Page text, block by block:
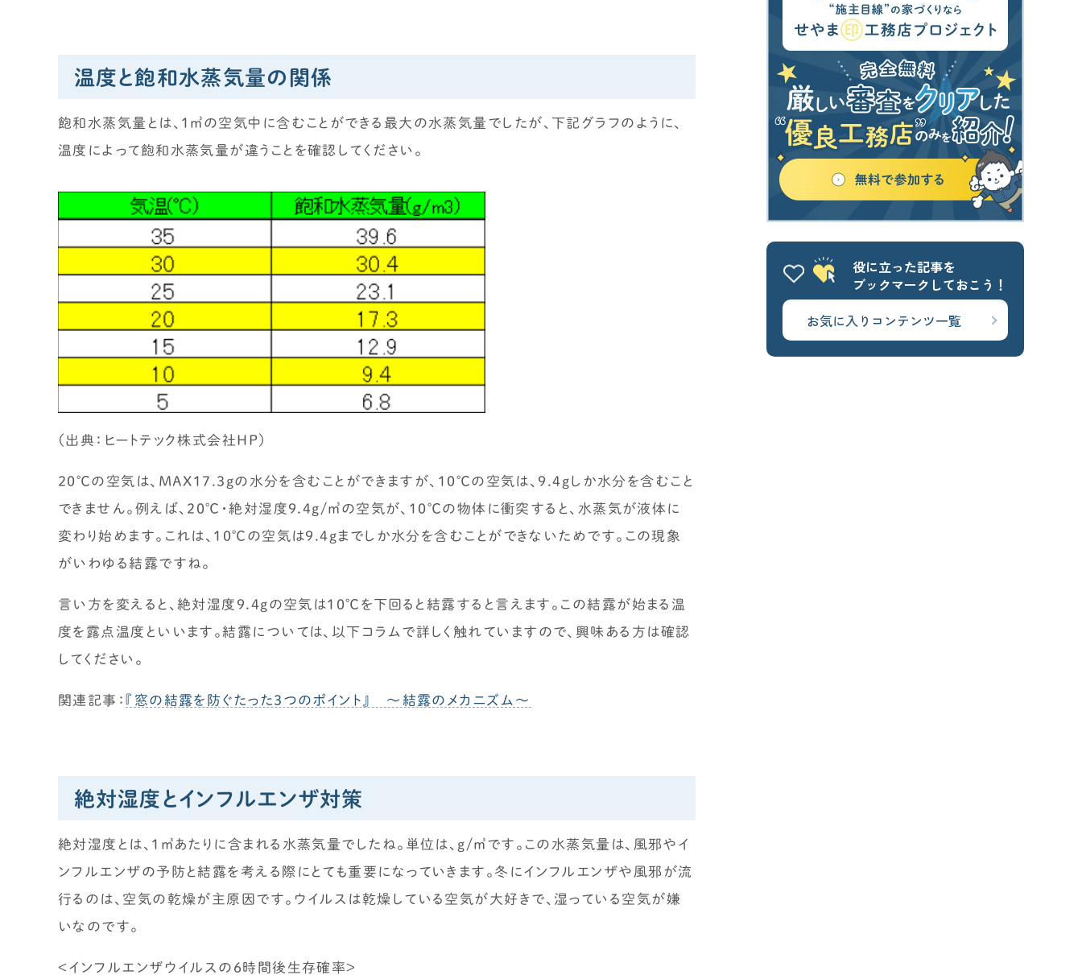
温度と飽和水蒸気量の関係
飽和水蒸気量とは、1㎥の空気中に含むことができる最大の水蒸気量でしたが、下記グラフのように、
温度によって飽和水蒸気量が違うことを確認してください。
（出典：ヒートテック株式会社HP）
20℃の空気は、MAX17.3gの水分を含むことができますが、10℃の空気は、9.4gしか水分を含むこと
できません。例えば、20℃・絶対湿度9.4g/㎥の空気が、10℃の物体に衝突すると、水蒸気が液体に
変わり始めます。これは、10℃の空気は9.4gまでしか水分を含むことができないためです。この現象
がいわゆる結露ですね。
言い方を変えると、絶対湿度9.4gの空気は10℃を下回ると結露すると言えます。この結露が始まる温
度を露点温度といいます。結露については、以下コラムで詳しく触れていますので、興味ある方は確認
してください。
関連記事：『窓の結露を防ぐたった3つのポイント』 ～結露のメカニズム～
絶対湿度とインフルエンザ対策
絶対湿度とは、1㎥あたりに含まれる水蒸気量でしたね。単位は、g/㎥です。この水蒸気量は、風邪やイ
ンフルエンザの予防と結露を考える際にとても重要になっていきます。冬にインフルエンザや風邪が流
行るのは、空気の乾燥が主原因です。ウイルスは乾燥している空気が大好きで、湿っている空気が嫌
いなのです。
＜インフルエンザウイルスの6時間後生存確率＞
役に立った記事を
ブックマークしておこう！
お気に入りコンテンツ一覧